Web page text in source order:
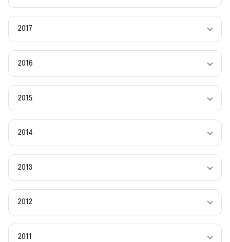
2017
2016
2015
2014
2013
2012
2011